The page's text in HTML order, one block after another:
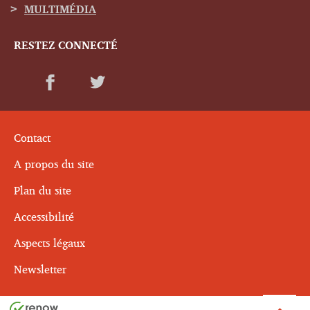
MULTIMÉDIA
RESTEZ CONNECTÉ
Contact
A propos du site
Plan du site
Accessibilité
Aspects légaux
Newsletter
Haut